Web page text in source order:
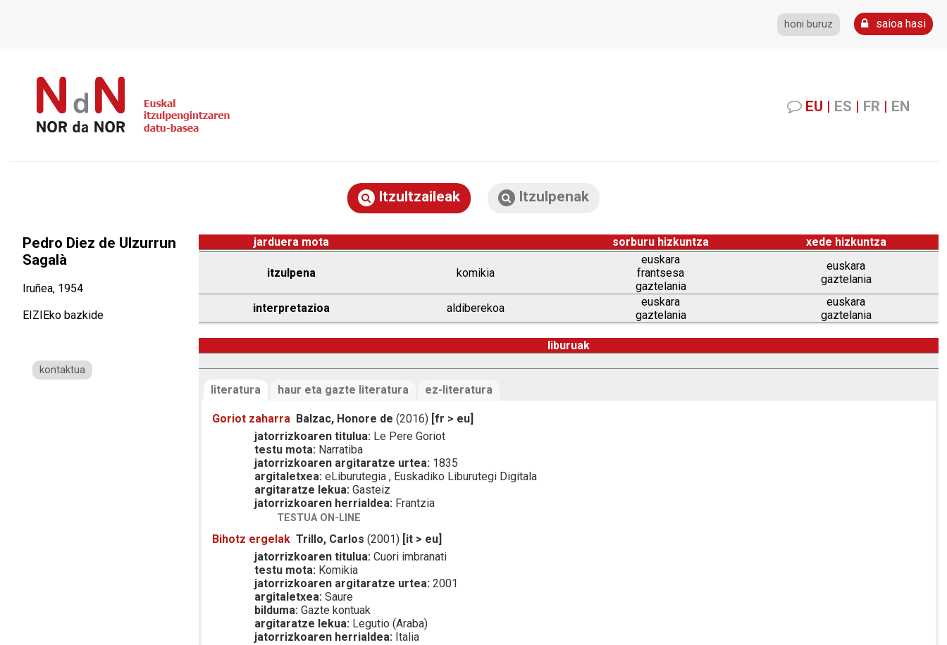
honi buruz saioa hasi
EU | ES | FR | EN
Itzultzaileak Itzulpenak
Pedro Diez de Ulzurrun
Sagalà
Iruñea, 1954
EIZIEko bazkide
kontaktua
jarduera mota sorburu hizkuntza xede hizkuntza
itzulpena komikia
euskara
frantsesa
gaztelania
euskara
gaztelania
interpretazioa aldiberekoa
euskara
gaztelania
euskara
gaztelania
liburuak
literatura haur eta gazte literatura ez-literatura
Goriot zaharra Balzac, Honore de (2016) [fr > eu]
jatorrizkoaren titulua: Le Pere Goriot
testu mota: Narratiba
jatorrizkoaren argitaratze urtea: 1835
argitaletxea: eLiburutegia , Euskadiko Liburutegi Digitala
argitaratze lekua: Gasteiz
jatorrizkoaren herrialdea: Frantzia
TESTUA ON-LINE
Bihotz ergelak Trillo, Carlos (2001) [it > eu]
jatorrizkoaren titulua: Cuori imbranati
testu mota: Komikia
jatorrizkoaren argitaratze urtea: 2001
argitaletxea: Saure
bilduma: Gazte kontuak
argitaratze lekua: Legutio (Araba)
jatorrizkoaren herrialdea: Italia